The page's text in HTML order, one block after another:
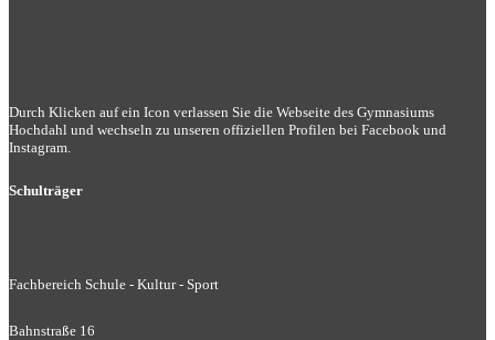
Durch Klicken auf ein Icon verlassen Sie die Webseite des Gymnasiums
Hochdahl und wechseln zu unseren offiziellen Profilen bei Facebook und
Instagram.
Schulträger
Fachbereich Schule - Kultur - Sport
Bahnstraße 16